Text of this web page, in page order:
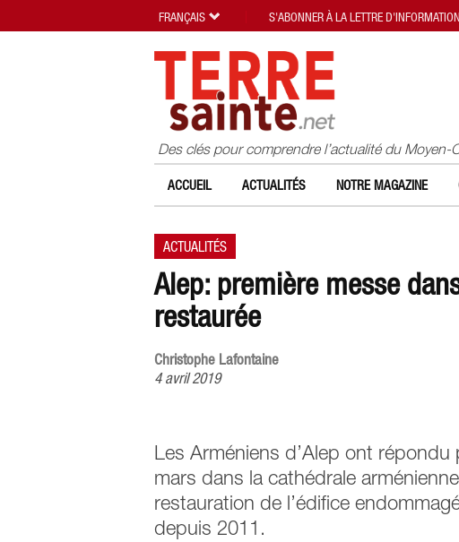
Des clés pour comprendre l’actualité du Moyen-
ACCUEIL ACTUALITÉS NOTRE MAGAZINE
ACTUALITÉS
Alep: première messe
restaurée
Christophe Lafontaine
4 avril 2019
Les Arméniens d’Alep ont
mars dans la cathédrale
restauration de l’édifice
depuis 2011.
FRANÇAIS S'ABONNER À LA LETTRE D'INFORMATION